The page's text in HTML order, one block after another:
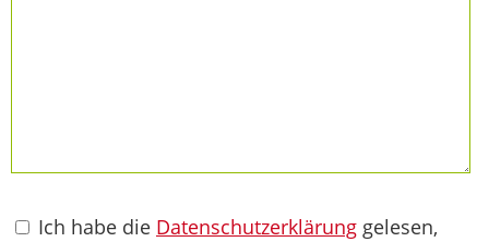
Ich habe die Datenschutzerklärung gelesen,